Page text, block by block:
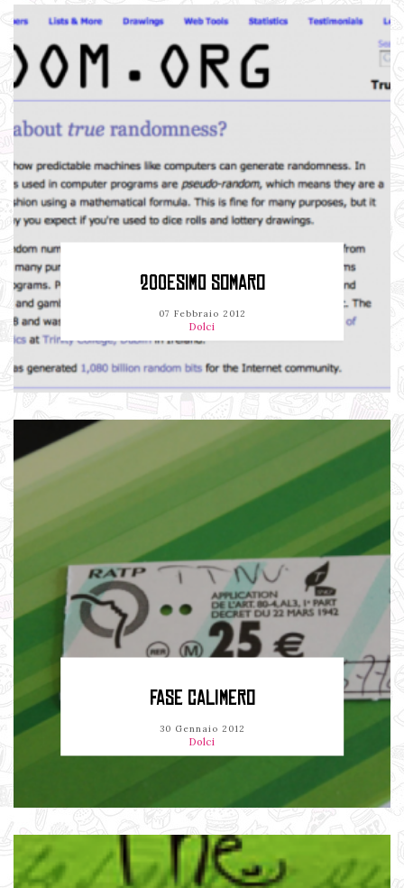
200ESIMO SOMARO
07 Febbraio 2012
Dolci
FASE CALIMERO
30 Gennaio 2012
Dolci